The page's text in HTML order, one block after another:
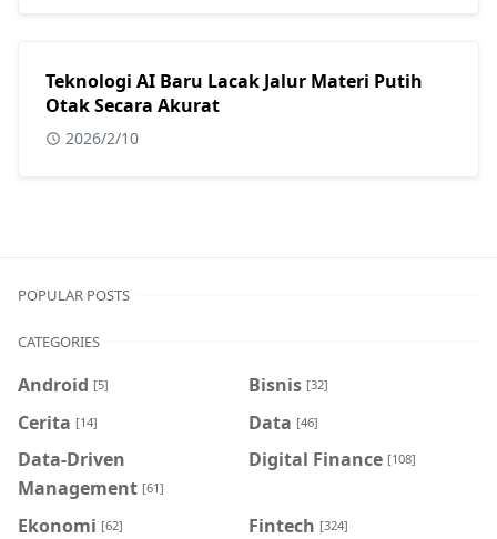
Teknologi AI Baru Lacak Jalur Materi Putih
Otak Secara Akurat
2026/2/10
POPULAR POSTS
CATEGORIES
Android [5] Bisnis [32]
Cerita [14] Data [46]
Data-Driven
Management [61]
Digital Finance [108]
Ekonomi [62] Fintech [324]